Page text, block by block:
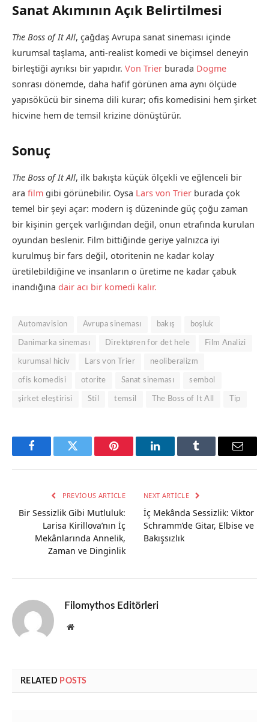
Sanat Akımının Açık Belirtilmesi
The Boss of It All, çağdaş Avrupa sanat sineması içinde
kurumsal taşlama, anti-realist komedi ve biçimsel deneyin
birleştiği ayrıksı bir yapıdır. Von Trier burada Dogme
sonrası dönemde, daha hafif görünen ama aynı ölçüde
yapısökücü bir sinema dili kurar; ofis komedisini hem şirket
hicvine hem de temsil krizine dönüştürür.
Sonuç
The Boss of It All, ilk bakışta küçük ölçekli ve eğlenceli bir
ara film gibi görünebilir. Oysa Lars von Trier burada çok
temel bir şeyi açar: modern iş düzeninde güç çoğu zaman
bir kişinin gerçek varlığından değil, onun etrafında kurulan
oyundan beslenir. Film bittiğinde geriye yalnızca iyi
kurulmuş bir fars değil, otoritenin ne kadar kolay
üretilebildiğine ve insanların o üretime ne kadar çabuk
inandığına dair acı bir komedi kalır.
Automavision Avrupa sineması bakış boşluk
Danimarka sineması Direktøren for det hele Film Analizi
kurumsal hiciv Lars von Trier neoliberalizm
ofis komedisi otorite Sanat sineması sembol
şirket eleştirisi Stil temsil The Boss of It All Tip
FacebookTwitter Pinterest LinkedInTumblr Email
PREVIOUS ARTICLE
Bir Sessizlik Gibi Mutluluk:
Larisa Kirillova’nın İç
Mekânlarında Annelik,
Zaman ve Dinginlik
NEXT ARTICLE
İç Mekânda Sessizlik: Viktor
Schramm’de Gitar, Elbise ve
Bakışsızlık
Filomythos Editörleri
Website
RELATED POSTS